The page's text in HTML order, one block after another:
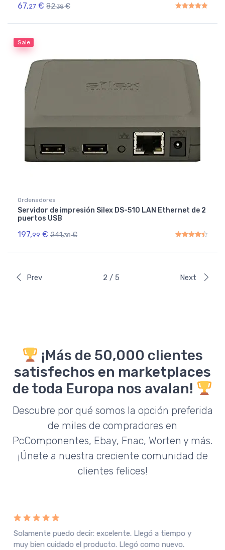
67,27 € 82,38 €
Sale
Ordenadores
Servidor de impresión Silex DS-510 LAN Ethernet de 2
puertos USB
197,99 € 241,38 €
Prev 2 / 5 Next
¡Más de 50,000 clientes
satisfechos en marketplaces
de toda Europa nos avalan!
Descubre por qué somos la opción preferida
de miles de compradores en
PcComponentes, Ebay, Fnac, Worten y más.
¡Únete a nuestra creciente comunidad de
clientes felices!
Recebi a encomenda em perfeitas condições, o que
muito agradeço. Recomendo o vendedor. Fnac